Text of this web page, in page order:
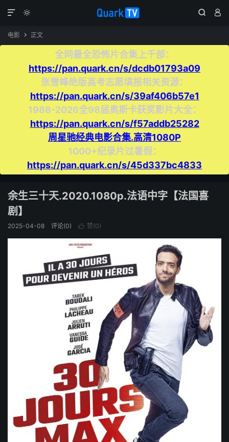
  

电影  正文
全网最全恐怖片合集上千部：
https://pan.quark.cn/s/dcdb01793a09
张雪峰绝版高考志愿填报相关资源：
https://pan.quark.cn/s/39af406b57e1
1988-2026全98届奥斯卡获奖影片大全：
https://pan.quark.cn/s/f57addb25282
周星驰经典电影合集.高清1080P
1000+纪录片过暑假：
https://pan.quark.cn/s/45d337bc4833
余生三十天.2020.1080p.法语中字【法国喜
剧】
2025-04-08 评论(0)  赞(0)